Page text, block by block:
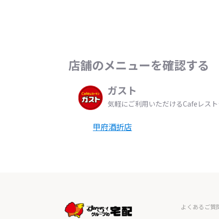
店舗のメニューを確認する
ガスト
気軽にご利用いただけるCafeレス
甲府酒折店
よくあるご質